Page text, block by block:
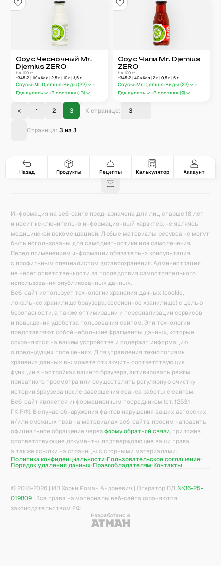
Соус Чесночный Mr.
Djemius ZERO
На 100 г:
~345 ₽| 110 кКал| 2,5 г| 10 г| 3,5 г
Соусы Mr. Djemius Виды (22)
Где купить
В составе (13)
Соус Чили Mr. Djemius
ZERO
На 100 г:
~345 ₽ | 40 кКал | 2 г | 0,5 г | 5 г
Соусы Mr. Djemius Виды (22)
Где купить
В составе (9)
< 1 2 3 К странице:
Страница: 3 из3
Назад Продукты Рецепты Калькулятор Аккаунт
Гастро-сеты 8 Рецепты 171 Продукты 5078 42
База знаний Калькулятор калорий
Информация на веб-сайте предназначена для лиц старше 18 лет
и носит исключительно информационный характер, не являясь
медицинской рекомендацией. Любые материалы ресурса не могут
быть использованы для самодиагностики или самолечения.
Перед применением информации обязательна консультация
с профильным специалистом здравоохранения. Администрация
не несёт ответственности за последствия самостоятельного
использования опубликованных данных.
Веб-сайт использует технологии хранения данных (cookie,
локальное хранилище браузера, сессионное хранилище) с целью
безопасности, а также оптимизации и персонализации сервисов
и повышения удобства пользования сайтом. Эти технологии
представляют собой небольшие фрагменты данных, которые
сохраняются на вашем устройстве и содержат информацию
о предыдущих посещениях. Для управления технологиями
хранения данных вы можете отключить соответствующие
функции в настройках вашего браузера, активировать режим
приватного просмотра или осуществлять регулярную очистку
истории браузера после завершения сеанса работы с сайтом.
Веб-сайт является информационным посредником (ст. 1253.1
ГК РФ). В случае обнаружения фактов нарушения ваших авторских
и/или смежных прав на материалах веб-сайта, просим направить
официальное обращение через форму обратной связи, приложив
соответствующие документы, подтверждающие ваши права,
а также ссылки на страницы с спорными материалами.
Политика конфиденциальности Пользовательское соглашение
Порядок удаления данных Правообладателям Контакты
© 2018-2026 | ИП Хорин Роман Андреевич | Оператор ПД №36-25-
019809 | Все права на материалы веб-сайта охраняются
законодательством РФ